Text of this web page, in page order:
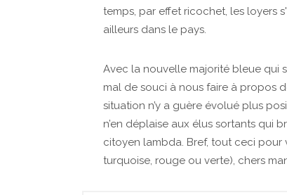
temps, par effet ricochet, les loyers
ailleurs dans le pays.
Avec la nouvelle majorité bleue qui
mal de souci à nous faire à propos
situation n’y a guère évolué plus
n’en déplaise aux élus sortants qui
citoyen lambda. Bref, tout ceci
turquoise, rouge ou verte), chers